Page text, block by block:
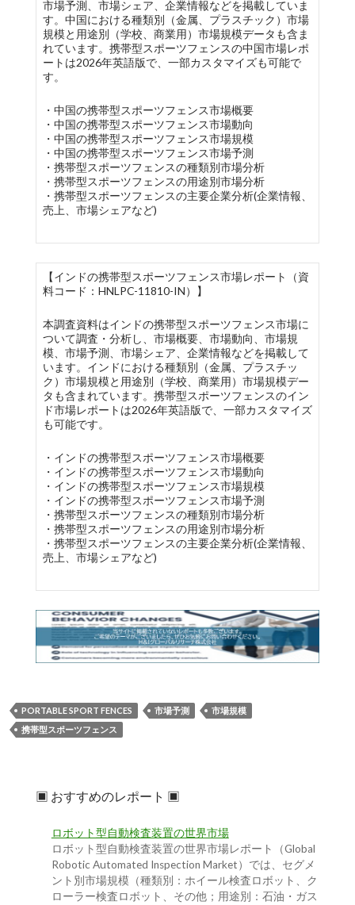
市場予測、市場シェア、企業情報などを掲載していま
す。中国における種類別（金属、プラスチック）市場
規模と用途別（学校、商業用）市場規模データも含ま
れています。携帯型スポーツフェンスの中国市場レポ
ートは2026年英語版で、一部カスタマイズも可能で
す。
・中国の携帯型スポーツフェンス市場概要
・中国の携帯型スポーツフェンス市場動向
・中国の携帯型スポーツフェンス市場規模
・中国の携帯型スポーツフェンス市場予測
・携帯型スポーツフェンスの種類別市場分析
・携帯型スポーツフェンスの用途別市場分析
・携帯型スポーツフェンスの主要企業分析(企業情報、
売上、市場シェアなど)
【インドの携帯型スポーツフェンス市場レポート（資
料コード：HNLPC-11810-IN）】
本調査資料はインドの携帯型スポーツフェンス市場に
ついて調査・分析し、市場概要、市場動向、市場規
模、市場予測、市場シェア、企業情報などを掲載して
います。インドにおける種類別（金属、プラスチッ
ク）市場規模と用途別（学校、商業用）市場規模デー
タも含まれています。携帯型スポーツフェンスのイン
ド市場レポートは2026年英語版で、一部カスタマイズ
も可能です。
・インドの携帯型スポーツフェンス市場概要
・インドの携帯型スポーツフェンス市場動向
・インドの携帯型スポーツフェンス市場規模
・インドの携帯型スポーツフェンス市場予測
・携帯型スポーツフェンスの種類別市場分析
・携帯型スポーツフェンスの用途別市場分析
・携帯型スポーツフェンスの主要企業分析(企業情報、
売上、市場シェアなど)
PORTABLE SPORT FENCES 市場予測
市場規模
携帯型スポーツフェンス
▣ おすすめのレポート ▣
ロボット型自動検査装置の世界市場
ロボット型自動検査装置の世界市場レポート（Global
Robotic Automated Inspection Market）では、セグメ
ント別市場規模（種類別：ホイール検査ロボット、ク
ローラー検査ロボット、その他；用途別：石油・ガス